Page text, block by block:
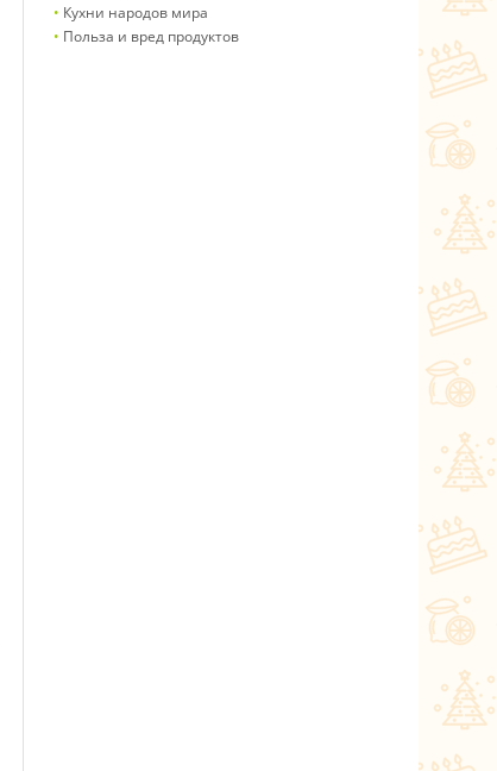
Кухни народов мира
Польза и вред продуктов